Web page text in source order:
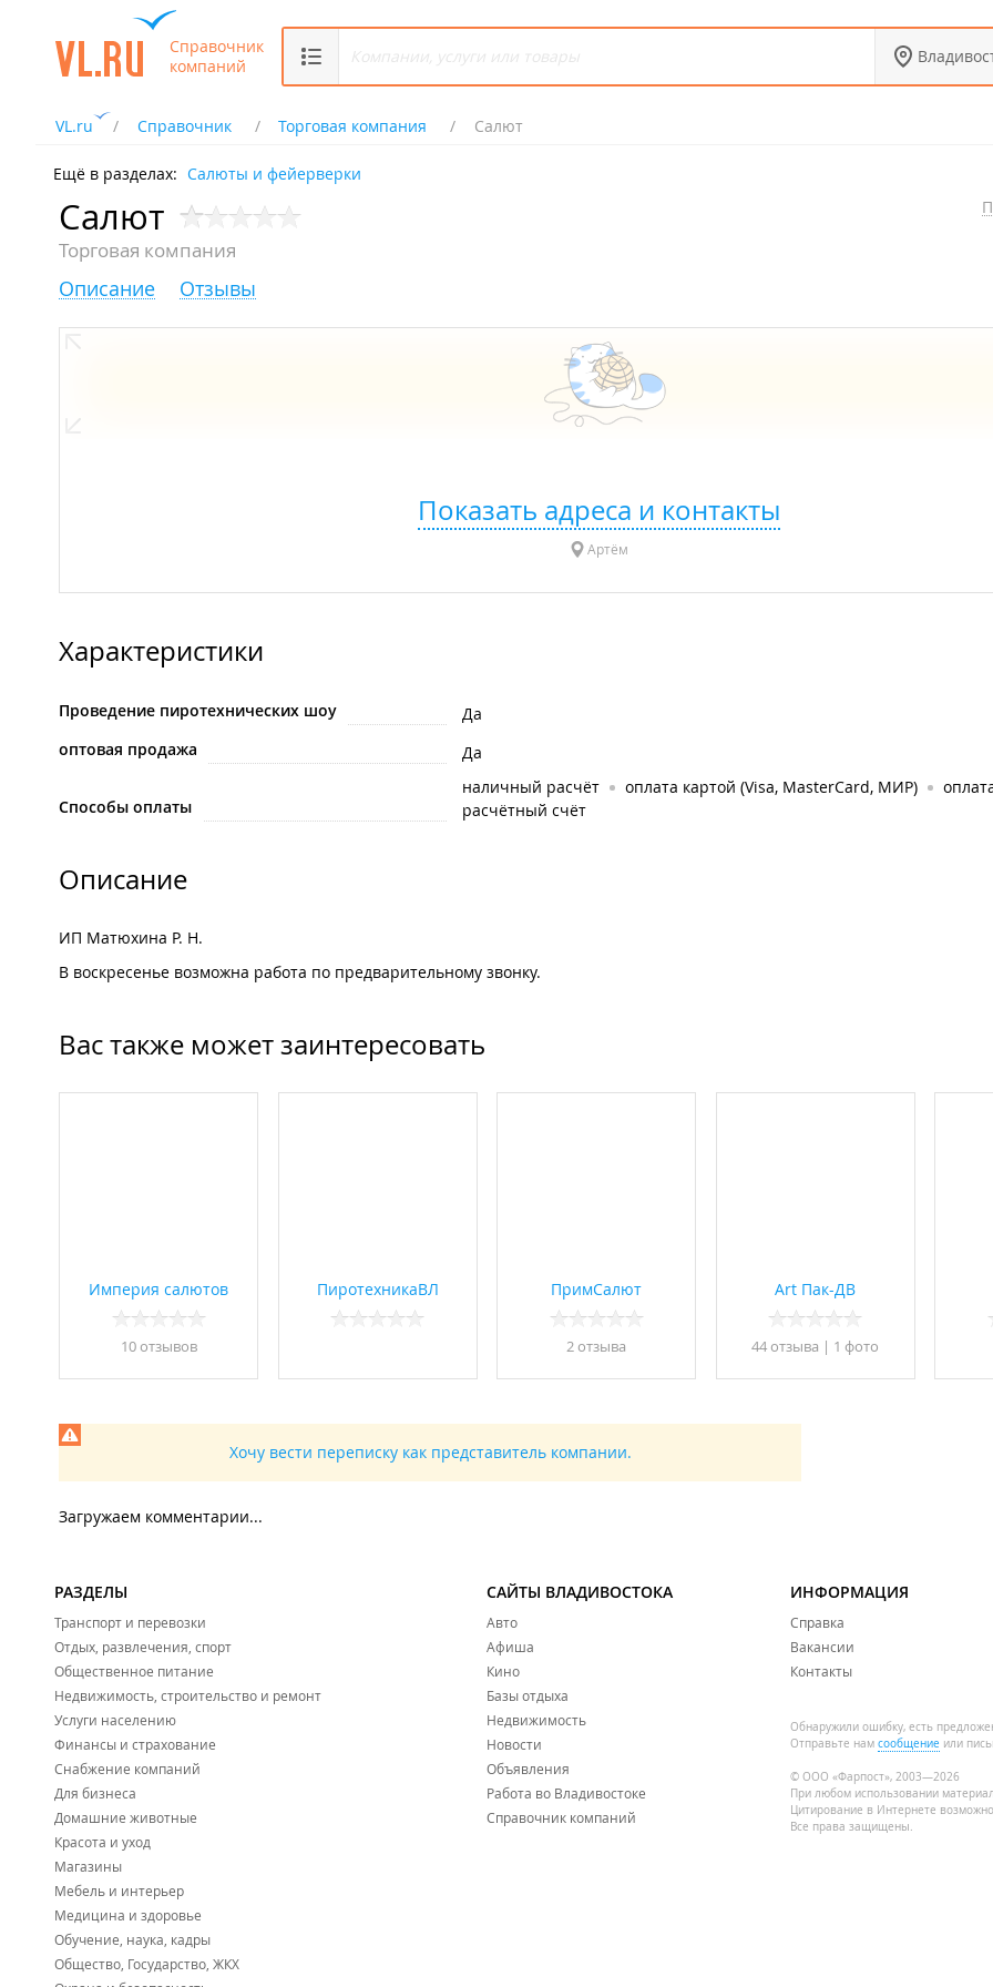
Справочник
компаний
VL.ru Справочник Торговая компания Салют
Ещё в разделах: Салюты и фейерверки
Салют
Торговая компания
Описание Отзывы
Показать адреса и контакты
Артём
Характеристики
Проведение пиротехнических шоу
Да
оптовая продажа
Да
Способы оплаты
наличный расчёт оплата картой (Visa, MasterCard, МИР)
расчётный счёт
Описание
ИП Матюхина Р. Н.
В воскресенье возможна работа по предварительному звонку.
Вас также может заинтересовать
Империя салютов
10 отзывов
ПиротехникаВЛ ПримСалют
2 отзывa
Art Пак-ДВ
44 отзывa | 1 фото
Хочу вести переписку как представитель компании.
Загружаем комментарии...
РАЗДЕЛЫ
Транспорт и перевозки
Отдых, развлечения, спорт
Общественное питание
Недвижимость, строительство и ремонт
Услуги населению
Финансы и страхование
Снабжение компаний
Для бизнеса
Домашние животные
Красота и уход
Магазины
Мебель и интерьер
Медицина и здоровье
Обучение, наука, кадры
Общество, Государство, ЖКХ
САЙТЫ ВЛАДИВОСТОКА
Авто
Афиша
Кино
Базы отдыха
Недвижимость
Новости
Объявления
Работа во Владивостоке
Справочник компаний
ИНФОРМАЦИЯ
Справка
Вакансии
Контакты
Обнаружили ошибку, есть
Отправьте нам сообщение или
© ООО «Фарпост», 2003—2026
При любом использовании
Цитирование в Интернете
Все права защищены.